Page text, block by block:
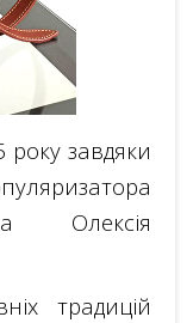
завдяки
Олексія
традицій